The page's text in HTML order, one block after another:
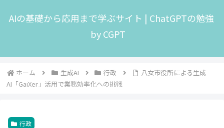
AIの基礎から応用まで学ぶサイト | ChatGPTの勉強
by CGPT
ホーム 生成AI 行政
八女市役所による生成
AI「GaiXer」活用で業務効率化への挑戦
行政